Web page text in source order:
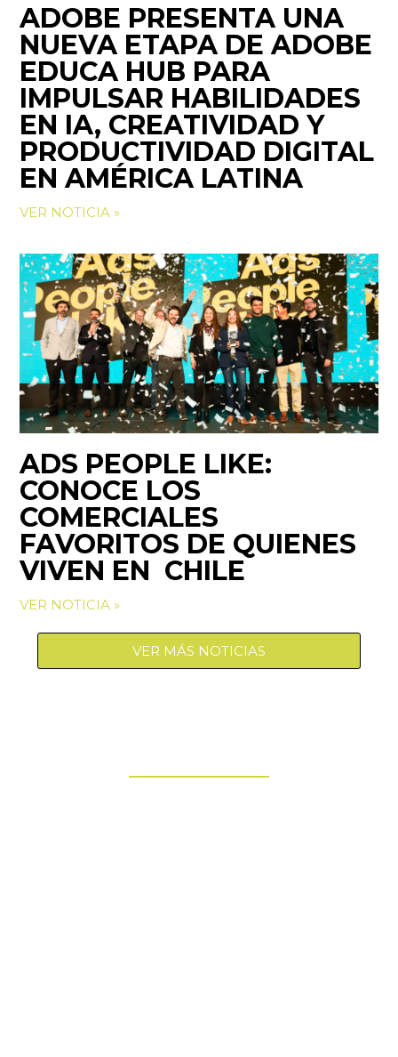
ADOBE PRESENTA UNA
NUEVA ETAPA DE ADOBE
EDUCA HUB PARA
IMPULSAR HABILIDADES
EN IA, CREATIVIDAD Y
PRODUCTIVIDAD DIGITAL
EN AMÉRICA LATINA
VER NOTICIA »
ADS PEOPLE LIKE:
CONOCE LOS
COMERCIALES
FAVORITOS DE QUIENES
VIVEN EN CHILE
VER NOTICIA »
VER MÁS NOTICIAS